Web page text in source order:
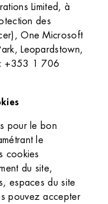
Limited, à
des
One Microsoft
Leopardstown,
+353 1 706
pour le bon
le
cookies
du site,
espaces du site
pouvez accepter